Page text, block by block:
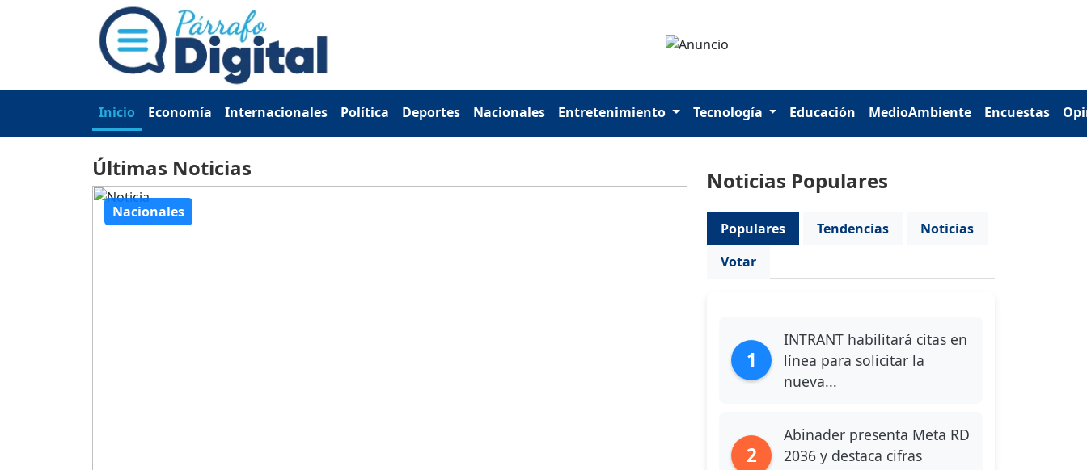
Inicio Economía Internacionales Política Deportes Nacionales Entretenimiento Tecnología Educación MedioAmbiente Encuestas
Últimas Noticias
Nacionales
Noticias Populares
Populares Tendencias
Noticias
Votar
1
INTRANT habilitará citas en
línea para solicitar la
nueva...
2
Abinader presenta Meta RD
2036 y destaca cifras